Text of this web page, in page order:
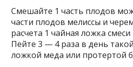
Смешайте 1 часть плодов
части плодов мелиссы и
расчета 1 чайная ложка смеси
Пейте 3 — 4 раза в день
ложкой меда или протертой